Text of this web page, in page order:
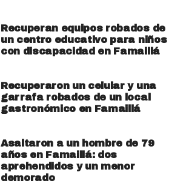
Recuperan equipos robados de
un centro educativo para niños
con discapacidad en Famaillá
Recuperaron un celular y una
garrafa robados de un local
gastronómico en Famaillá
Asaltaron a un hombre de 79
años en Famaillá: dos
aprehendidos y un menor
demorado